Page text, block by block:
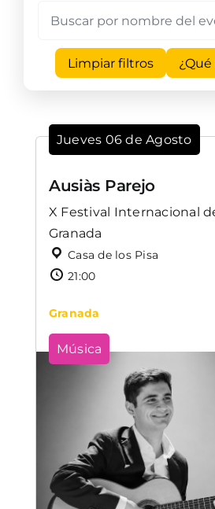
Limpiar filtros
Jueves 06 de Agosto
Ausiàs Parejo
X Festival Internacional
Granada
Casa de los Pisa
21:00
Granada
Música